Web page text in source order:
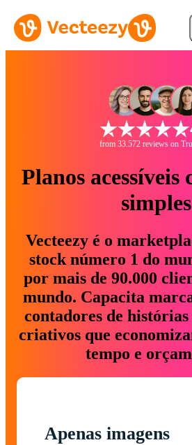
from 33.572 reviews on
Planos acessíveis
simples
Vecteezy é o
stock número 1 do
por mais de 90.000
mundo. Capacita
contadores de
criativos que
tempo e
Apenas imagens